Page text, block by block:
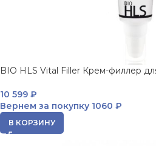
BIO HLS Vital Filler Крем-филлер
10 599 ₽
Вернем за покупку 1060 ₽
В КОРЗИНУ